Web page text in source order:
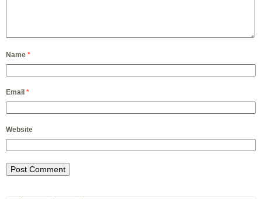
Name *
Email *
Website